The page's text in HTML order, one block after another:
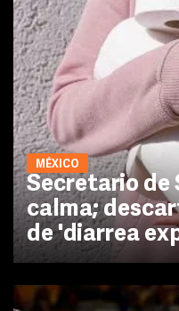
MÉXICO
Secretario de
calma;
de 'diarrea